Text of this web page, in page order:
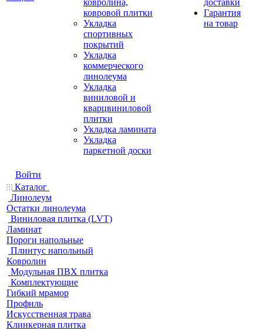
ковровой плитки
Укладка
спортивных
покрытий
Укладка
коммерческого
линолеума
Укладка
виниловой и
кварцвиниловой
плитки
Укладка ламината
Укладка
паркетной доски
Гарантия
на товар
Войти
Каталог
Линолеум
Остатки линолеума
Виниловая плитка (LVT)
Ламинат
Пороги напольные
Плинтус напольный
Ковролин
Модульная ПВХ плитка
Комплектующие
Гибкий мрамор
Профиль
Искусственная трава
Клинкерная плитка